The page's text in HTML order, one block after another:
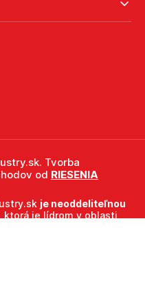
je neoddeliteľnou
, ktorá je lídrom v oblasti
Tvorba
od RIESENIA